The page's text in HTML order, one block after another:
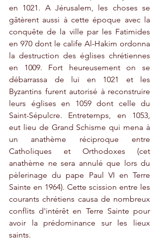
en 1021. A Jérusalem, les choses se
gâtèrent aussi à cette époque avec la
conquête de la ville par les Fatimides
en 970 dont le calife Al-Hakim ordonna
la destruction des églises chrétiennes
en 1009. Fort heureusement on se
débarrassa de lui en 1021 et les
Byzantins furent autorisé à reconstruire
leurs églises en 1059 dont celle du
Saint-Sépulcre. Entretemps, en 1053,
eut lieu de Grand Schisme qui mena à
un anathème réciproque entre
Catholiques et Orthodoxes (cet
anathème ne sera annulé que lors du
pèlerinage du pape Paul VI en Terre
Sainte en 1964). Cette scission entre les
courants chrétiens causa de nombreux
conflits d'intérêt en Terre Sainte pour
avoir la prédominance sur les lieux
saints.